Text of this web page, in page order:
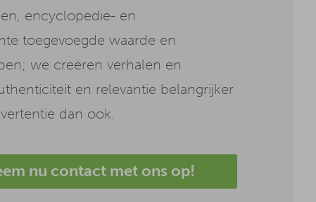
encyclopedie- en
toegevoegde waarde en
we creëren verhalen en
en relevantie belangrijker
dan ook.
nu contact met ons op!